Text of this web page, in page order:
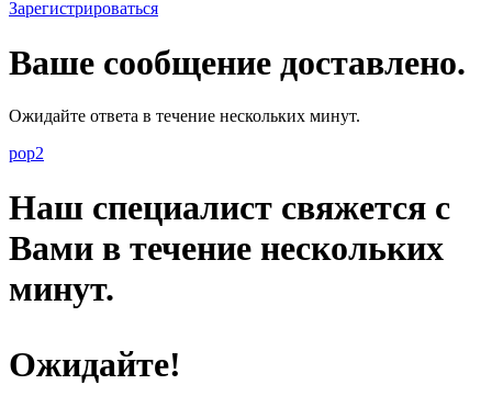
Зарегистрироваться
Ваше сообщение доставлено.
Ожидайте ответа в течение нескольких минут.
pop2
Наш специалист свяжется с
Вами в течение нескольких
минут.
Ожидайте!